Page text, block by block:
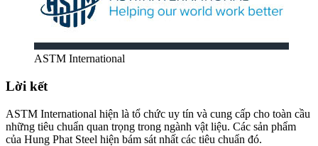
ASTM International
Lời kết
ASTM International hiện là tổ chức uy tín và cung cấp cho toàn cầu
những tiêu chuẩn quan trọng trong ngành vật liệu. Các sản phẩm
của Hung Phat Steel hiện bám sát nhất các tiêu chuẩn đó.